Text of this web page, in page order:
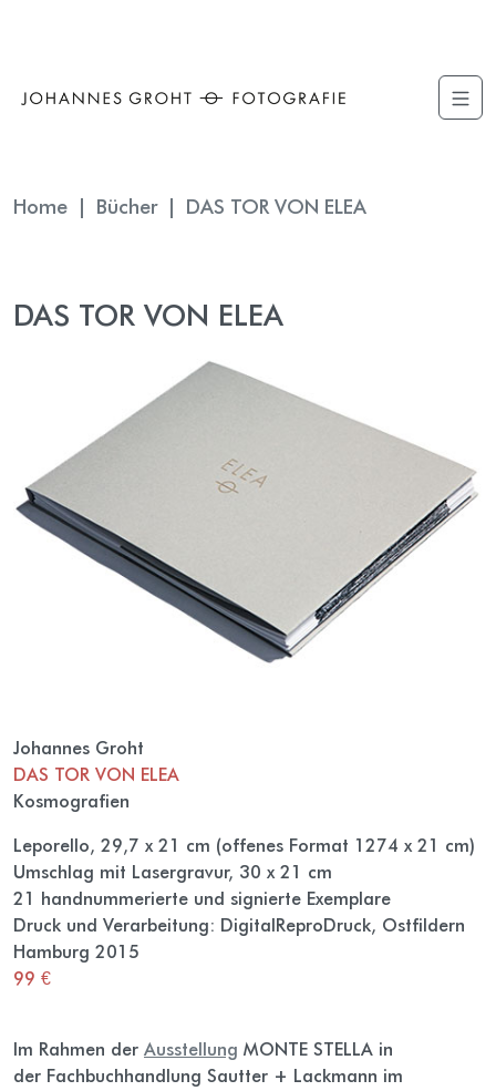
Home Bücher DAS TOR VON ELEA
DAS TOR VON ELEA
Johannes Groht
DAS TOR VON ELEA
Kosmografien
Leporello, 29,7 x 21 cm (offenes Format 1274 x 21 cm)
Umschlag mit Lasergravur, 30 x 21 cm
21 handnummerierte und signierte Exemplare
Druck und Verarbeitung: DigitalReproDruck, Ostfildern
Hamburg 2015
99 €
Im Rahmen der Ausstellung MONTE STELLA in
der Fachbuchhandlung Sautter + Lackmann im